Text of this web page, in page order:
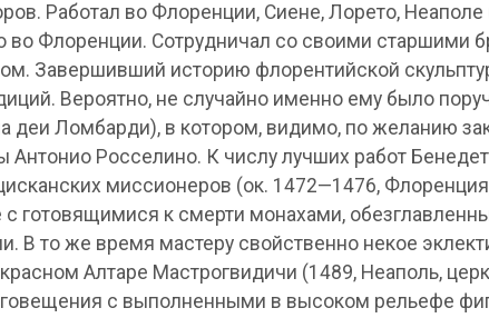
Работал во Флоренции, Сиене, Лорето,
во Флоренции. Сотрудничал со своими старшими
Завершивший историю флорентийской
Вероятно, не случайно именно ему было
деи Ломбарди), в котором, видимо, по желанию
Антонио Росселино. К числу лучших работ
миссионеров (ок. 1472—1476,
готовящимися к смерти монахами,
В то же время мастеру свойственно некое
Алтаре Мастрогвидичи (1489, Неаполь,
с выполненными в высоком рельефе